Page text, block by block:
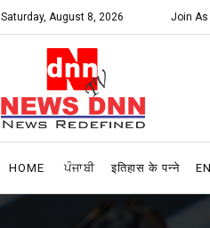
Saturday, August 8, 2026 Join As
HOME ਪੰਜਾਬੀ इतिहास के पन्ने